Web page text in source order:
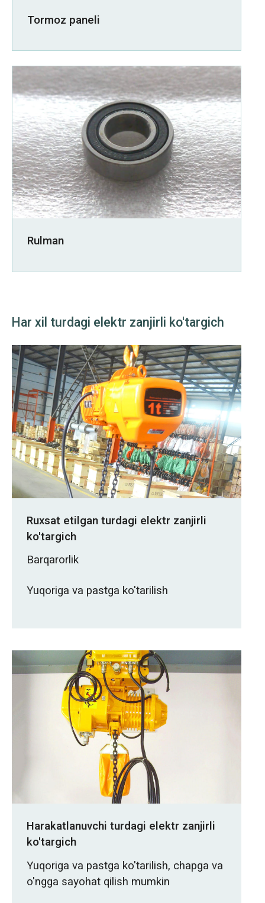
Tormoz paneli
Rulman
Har xil turdagi elektr zanjirli ko'targich
Ruxsat etilgan turdagi elektr zanjirli
ko'targich
Barqarorlik
Yuqoriga va pastga ko'tarilish
Harakatlanuvchi turdagi elektr zanjirli
ko'targich
Yuqoriga va pastga ko'tarilish, chapga va
o'ngga sayohat qilish mumkin